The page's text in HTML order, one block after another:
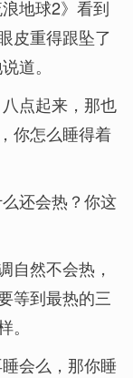
地球2》看到
皮重得跟坠了
道。
点起来，那也
你怎么睡得着
还会热？你这
自然不会热，
等到最热的三
会么，那你睡